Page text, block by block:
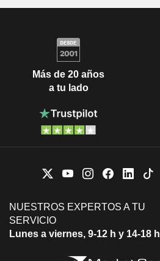
Más de 20 años
a tu lado
NUESTROS EXPERTOS A TU
SERVICIO
Lunes a viernes, 9-12 h y 14-18 h